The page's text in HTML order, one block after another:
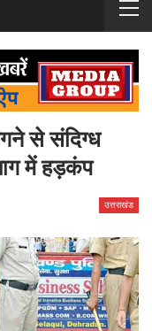
से संदिग्ध
में हड़कंप
उत्तराखंड